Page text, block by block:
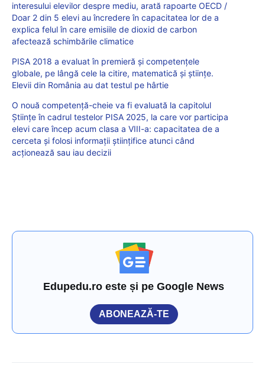
interesului elevilor despre mediu, arată rapoarte OECD /
Doar 2 din 5 elevi au încredere în capacitatea lor de a
explica felul în care emisiile de dioxid de carbon
afectează schimbările climatice
PISA 2018 a evaluat în premieră și competențele
globale, pe lângă cele la citire, matematică și științe.
Elevii din România au dat testul pe hârtie
O nouă competență-cheie va fi evaluată la capitolul
Științe în cadrul testelor PISA 2025, la care vor participa
elevi care încep acum clasa a VIII-a: capacitatea de a
cerceta și folosi informații științifice atunci când
acționează sau iau decizii
Edupedu.ro este și pe Google News
ABONEAZĂ-TE